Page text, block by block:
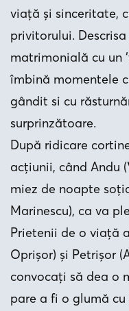
viaţă şi sinceritate,
privitorului.
matrimonială cu un
îmbină momentele
gândit si cu
surprinzătoare.
După ridicare
acţiunii, când Andu
miez de noapte
Marinescu), ca va
Prietenii de o viaţă
Oprişor) şi Petrişor
convocaţi să dea o
pare a fi o glumă